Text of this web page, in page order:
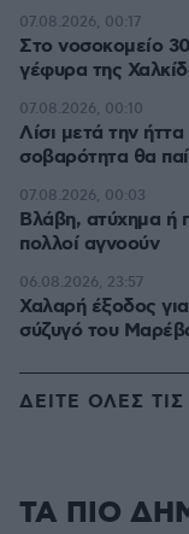
Στο νοσοκομείο
γέφυρα της
07.08.2026, 00:17
Λίσι μετά την
σοβαρότητα θα
07.08.2026, 00:10
Βλάβη, ατύχημα ή
πολλοί αγνοούν
07.08.2026, 00:03
Χαλαρή έξοδος
σύζυγό του
06.08.2026, 23:57
ΔΕΙΤΕ ΟΛΕΣ ΤΙΣ
ΤΑ ΠΙΟ